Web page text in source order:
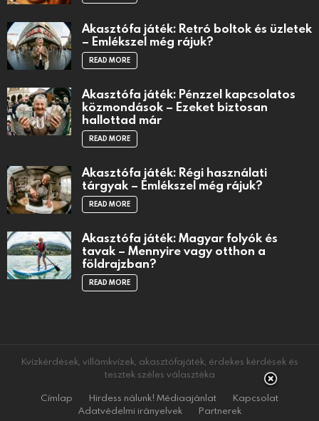
Akasztófa játék: Retró boltok és üzletek
– Emlékszel még rájuk?
READ MORE
Akasztófa játék: Pénzzel kapcsolatos
közmondások – Ezeket biztosan
hallottad már
READ MORE
Akasztófa játék: Régi használati
tárgyak – Emlékszel még rájuk?
READ MORE
Akasztófa játék: Magyar folyók és
tavak – Mennyire vagy otthon a
földrajzban?
READ MORE
Kvízkérdések, villámkvízek, akasztófajáték, érdekes kérdések és
tesztek széles választéka
Címlap
Hirdess nálunk! Médiaajánlat
Kapcsolat
Adatvédelmi irányelvek
Partnerek